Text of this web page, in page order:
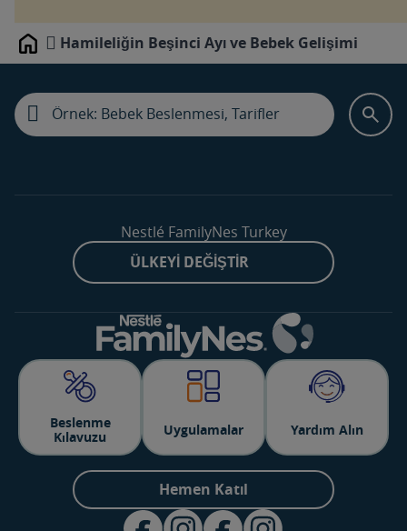
Home Hamileliğin Beşinci Ayı ve Bebek Gelişimi
Nestlé FamilyNes Turkey
ÜLKEYI DEĞIŞTIR
Beslenme
Kılavuzu
Uygulamalar Yardım Alın
Hemen Katıl